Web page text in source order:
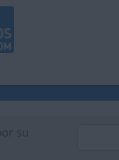
su